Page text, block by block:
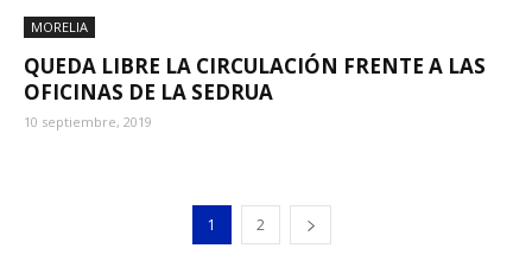
MORELIA
QUEDA LIBRE LA CIRCULACIÓN FRENTE A LAS
OFICINAS DE LA SEDRUA
10 septiembre, 2019
1 2